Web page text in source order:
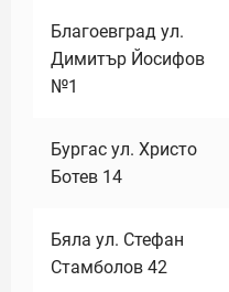
Благоевград ул.
Димитър Йосифов
№1
Бургас ул. Христо
Ботев 14
Бяла ул. Стефан
Стамболов 42